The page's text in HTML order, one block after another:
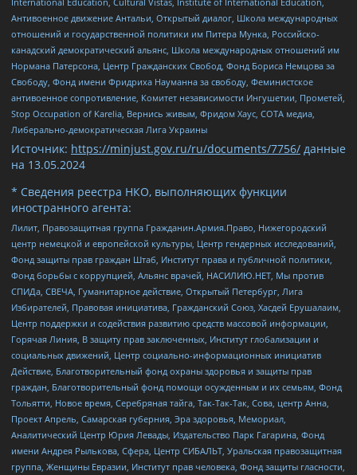
Антивоенное движение Антальи, Открытый диалог, Школа международных
отношений и государственной политики им Питера Мунка, Российско-
канадский демократический альянс, Школа международных отношений им
Нормана Патерсона, Центр Гражданских Свобод, Фонд Бориса Немцова за
Свободу, Фонд имени Фридриха Науманна за свободу, Феминистское
антивоенное сопротивление, Комитет независимости Ингушетии, Прометей,
Stop Occupation of Karelia, Вернись живым, Фридом Хаус, СОТА медиа,
Либерально-демократическая Лига Украины
Источник: https://minjust.gov.ru/ru/documents/7756/ данные
на 13.05.2024
* Сведения реестра НКО, выполняющих функции
иностранного агента:
Лилит, Правозащитная группа Гражданин.Армия.Право, Нижегородский
центр немецкой и европейской культуры, Центр гендерных исследований,
Фонд защиты прав граждан Штаб, Институт права и публичной политики,
Фонд борьбы с коррупцией, Альянс врачей, НАСИЛИЮ.НЕТ, Мы против
СПИДа, СВЕЧА, Гуманитарное действие, Открытый Петербург, Лига
Избирателей, Правовая инициатива, Гражданский Союз, Хасдей Ерушалаим,
Центр поддержки и содействия развитию средств массовой информации,
Горячая Линия, В защиту прав заключенных, Институт глобализации и
социальных движений, Центр социально-информационных инициатив
Действие, Благотворительный фонд охраны здоровья и защиты прав
граждан, Благотворительный фонд помощи осужденным и их семьям, Фонд
Тольятти, Новое время, Серебряная тайга, Так-Так-Так, Сова, центр Анна,
Проект Апрель, Самарская губерния, Эра здоровья, Мемориал,
Аналитический Центр Юрия Левады, Издательство Парк Гагарина, Фонд
имени Андрея Рылькова, Сфера, Центр СИБАЛЬТ, Уральская правозащитная
группа, Женщины Евразии, Институт прав человека, Фонд защиты гласности,